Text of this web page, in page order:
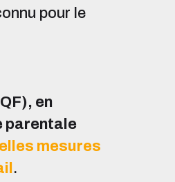
pour le
en
parentale
mesures
.